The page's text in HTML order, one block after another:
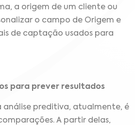
a origem de um cliente ou
o campo de Origem e
de captação usados para
para prever resultados
análise preditiva, atualmente, é
A partir delas,